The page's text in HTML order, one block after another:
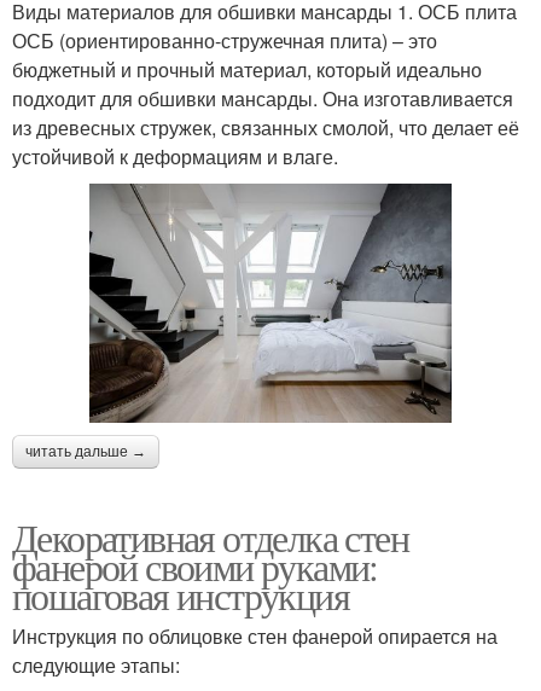
Виды материалов для обшивки мансарды 1. ОСБ плита
ОСБ (ориентированно-стружечная плита) – это
бюджетный и прочный материал, который идеально
подходит для обшивки мансарды. Она изготавливается
из древесных стружек, связанных смолой, что делает её
устойчивой к деформациям и влаге.
читать дальше →
Декоративная отделка стен
фанерой своими руками:
пошаговая инструкция
Инструкция по облицовке стен фанерой опирается на
следующие этапы: